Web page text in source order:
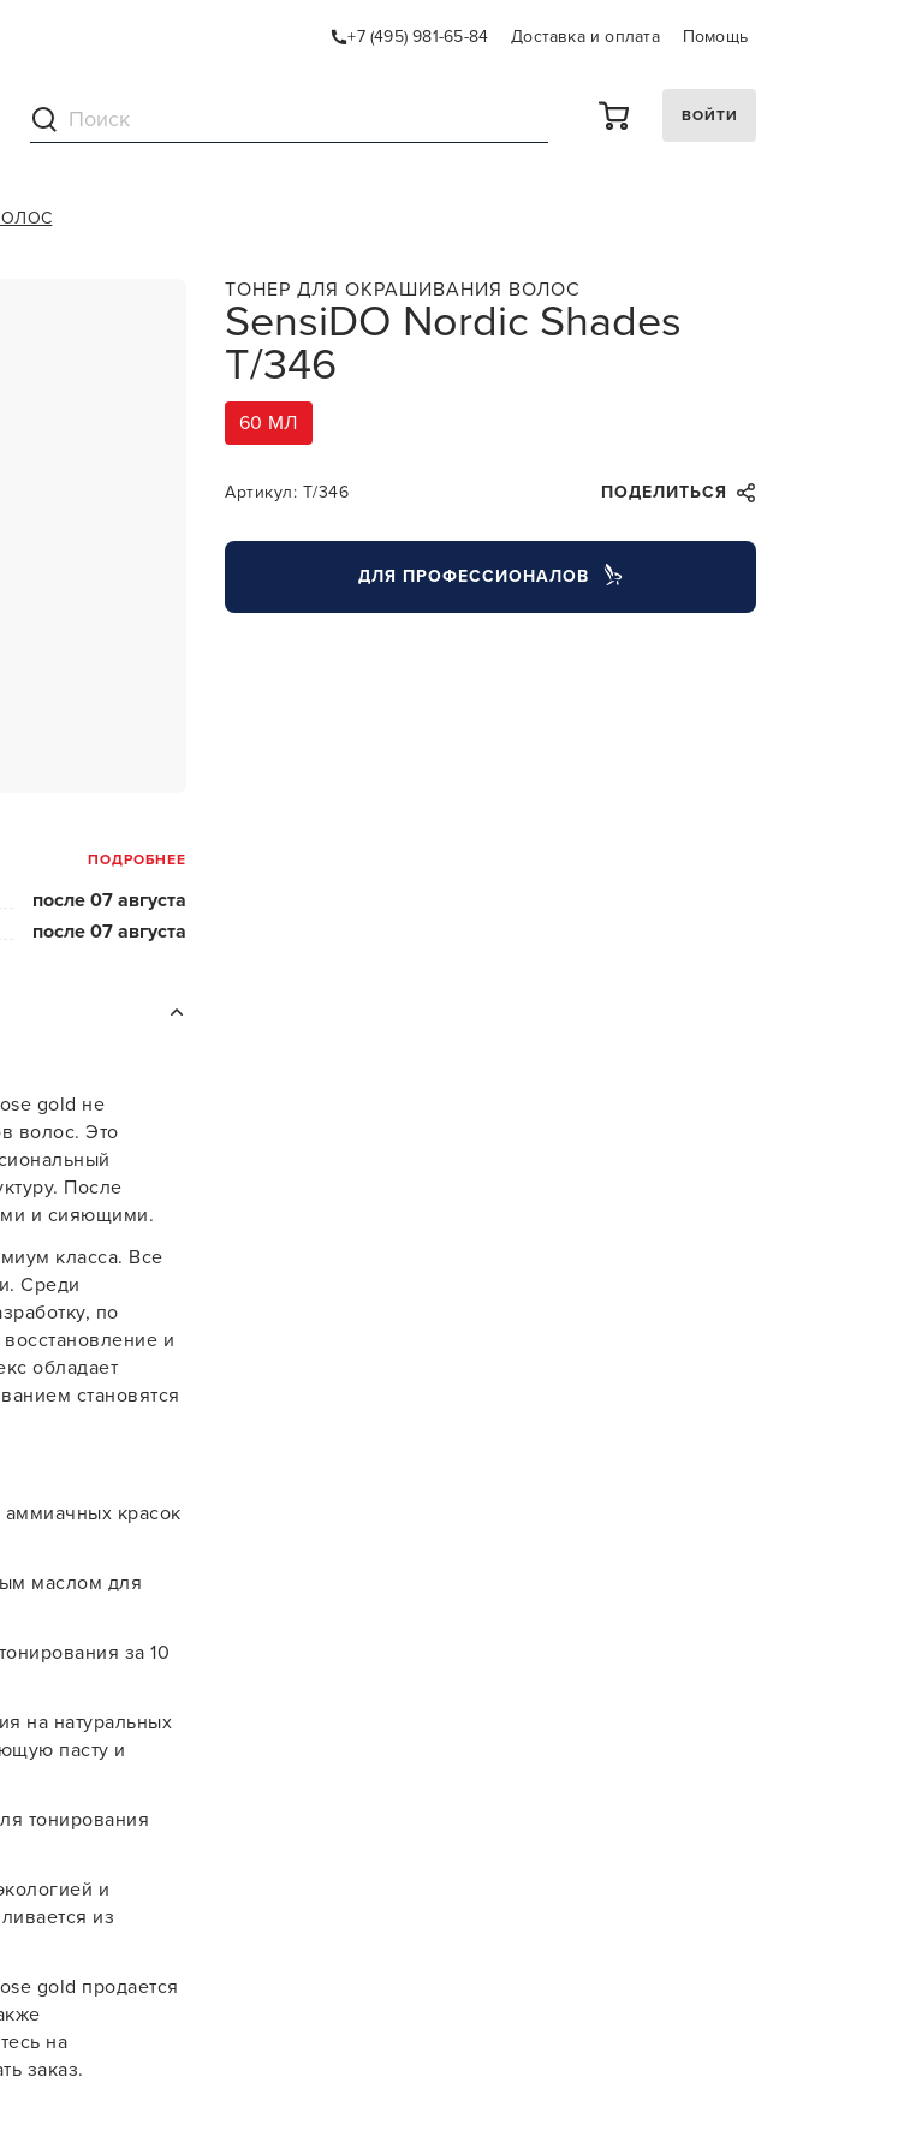
+7 (495) 981-65-84 Доставка и оплата Помощь
ВОЙТИ
SensiDO Nordic Shades
T/346
ТОНЕР ДЛЯ ОКРАШИВАНИЯ ВОЛОС
60 МЛ
Артикул: T/346 ПОДЕЛИТЬСЯ
ДЛЯ ПРОФЕССИОНАЛОВ
ПОДРОБНЕЕ
после 07 августа
после 07 августа
gold не
волос. Это
После
и сияющими.
класса. Все
Среди
по
и
обладает
становятся
красок
маслом для
за 10
на натуральных
пасту и
тонирования
и
из
gold продается
на
заказ.
У нас есть приложение
В новом приложении RedHare Market
удобнее и намного быстрее! Установи
ПОЗЖЕ